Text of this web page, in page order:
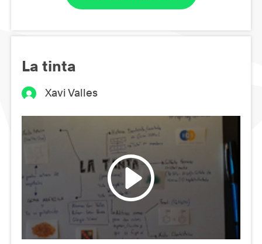
La tinta
Xavi Valles